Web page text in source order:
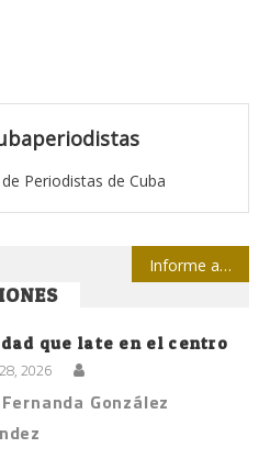
Periodistas de Cuba
Informe anualizado de 2015 sobre los asesinatos y desapariciones forzadas de periodistas en México
que late en el centro
2026
González